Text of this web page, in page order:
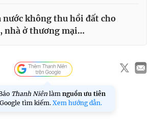
không thu hồi đất cho
nhà ở thương mại…
Thanh Niên làm nguồn ưu tiên
tìm kiếm. Xem hướng dẫn.